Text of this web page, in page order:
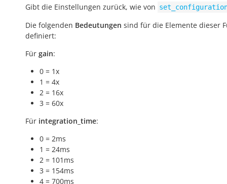
Gibt die Einstellungen zurück, wie von
Die folgenden Bedeutungen sind für die Elemente dieser
definiert:
Für gain:
0 = 1x
1 = 4x
2 = 16x
3 = 60x
Für integration_time:
0 = 2ms
1 = 24ms
2 = 101ms
3 = 154ms
4 = 700ms